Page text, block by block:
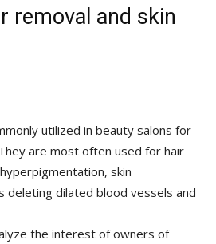
removal and skin
utilized in beauty salons for
are most often used for hair
skin
deleting dilated blood vessels and
the interest of owners of